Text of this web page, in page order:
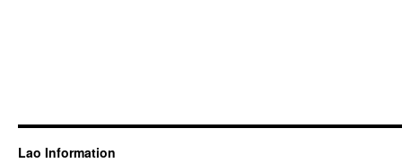
Lao Information